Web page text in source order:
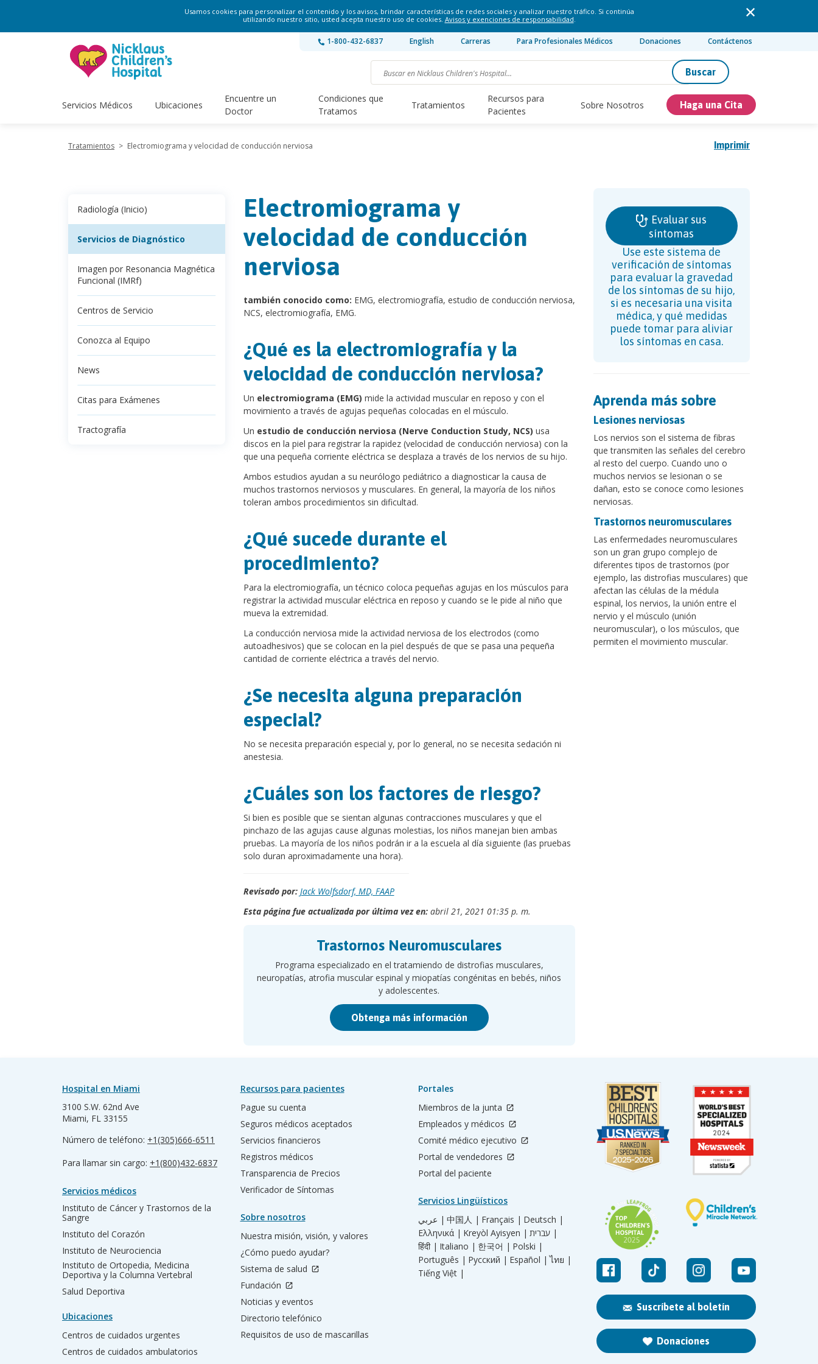
Usamos cookies para personalizar el contenido y los avisos, brindar características de redes sociales y analizar nuestro tráfico. Si continúa
utilizando nuestro sitio, usted acepta nuestro uso de cookies. Avisos y exenciones de responsabilidad.
1-800-432-6837 English Carreras Para Profesionales Médicos Donaciones Contáctenos
Buscar
Servicios Médicos Ubicaciones
Encuentre un
Doctor
Condiciones que
Tratamos
Tratamientos
Recursos para
Pacientes
Sobre Nosotros Haga una Cita
Imprimir
Tratamientos > Electromiograma y velocidad de conducción nerviosa
Radiología (Inicio)
Servicios de Diagnóstico
Imagen por Resonancia Magnética
Funcional (IMRf)
Centros de Servicio
Conozca al Equipo
News
Citas para Exámenes
Tractografía
Electromiograma y
velocidad de conducción
nerviosa
también conocido como: EMG, electromiografía, estudio de conducción nerviosa,
NCS, electromiografía, EMG.
¿Qué es la electromiografía y la
velocidad de conducción nerviosa?
Un electromiograma (EMG) mide la actividad muscular en reposo y con el
movimiento a través de agujas pequeñas colocadas en el músculo.
Un estudio de conducción nerviosa (Nerve Conduction Study, NCS) usa
discos en la piel para registrar la rapidez (velocidad de conducción nerviosa) con la
que una pequeña corriente eléctrica se desplaza a través de los nervios de su hijo.
Ambos estudios ayudan a su neurólogo pediátrico a diagnosticar la causa de
muchos trastornos nerviosos y musculares. En general, la mayoría de los niños
toleran ambos procedimientos sin dificultad.
¿Qué sucede durante el
procedimiento?
Para la electromiografía, un técnico coloca pequeñas agujas en los músculos para
registrar la actividad muscular eléctrica en reposo y cuando se le pide al niño que
mueva la extremidad.
La conducción nerviosa mide la actividad nerviosa de los electrodos (como
autoadhesivos) que se colocan en la piel después de que se pasa una pequeña
cantidad de corriente eléctrica a través del nervio.
¿Se necesita alguna preparación
especial?
No se necesita preparación especial y, por lo general, no se necesita sedación ni
anestesia.
¿Cuáles son los factores de riesgo?
Si bien es posible que se sientan algunas contracciones musculares y que el
pinchazo de las agujas cause algunas molestias, los niños manejan bien ambas
pruebas. La mayoría de los niños podrán ir a la escuela al día siguiente (las pruebas
solo duran aproximadamente una hora).
Revisado por: Jack Wolfsdorf, MD, FAAP
Esta página fue actualizada por última vez en:abril 21, 2021 01:35 p. m.
Trastornos Neuromusculares
Programa especializado en el tratamiendo de distrofias musculares,
neuropatías, atrofia muscular espinal y miopatías congénitas en bebés, niños
y adolescentes.
Obtenga más información
Evaluar sus
síntomas
Use este sistema de
verificación de síntomas
para evaluar la gravedad
de los síntomas de su hijo,
si es necesaria una visita
médica, y qué medidas
puede tomar para aliviar
los síntomas en casa.
Aprenda más sobre
Lesiones nerviosas
Los nervios son el sistema de fibras
que transmiten las señales del cerebro
al resto del cuerpo. Cuando uno o
muchos nervios se lesionan o se
dañan, esto se conoce como lesiones
nerviosas.
Trastornos neuromusculares
Las enfermedades neuromusculares
son un gran grupo complejo de
diferentes tipos de trastornos (por
ejemplo, las distrofias musculares) que
afectan las células de la médula
espinal, los nervios, la unión entre el
nervio y el músculo (unión
neuromuscular), o los músculos, que
permiten el movimiento muscular.
Suscríbete al boletín
Donaciones
Hospital en Miami
3100 S.W. 62nd Ave
Miami, FL 33155
Número de teléfono: +1(305)666-6511
Para llamar sin cargo: +1(800)432-6837
Servicios médicos
Instituto de Cáncer y Trastornos de la
Sangre
Instituto del Corazón
Instituto de Neurociencia
Instituto de Ortopedia, Medicina
Deportiva y la Columna Vertebral
Salud Deportiva
Ubicaciones
Centros de cuidados urgentes
Centros de cuidados ambulatorios
Recursos para pacientes
Pague su cuenta
Seguros médicos aceptados
Servicios financieros
Registros médicos
Transparencia de Precios
Verificador de Síntomas
Sobre nosotros
Nuestra misión, visión, y valores
¿Cómo puedo ayudar?
Sistema de salud
Fundación
Noticias y eventos
Directorio telefónico
Requisitos de uso de mascarillas
Portales
Miembros de la junta
Empleados y médicos
Comité médico ejecutivo
Portal de vendedores
Portal del paciente
Servicios Lingüísticos
عربي | 中国人 | Français | Deutsch |
Ελληνικά | Kreyòl Ayisyen |
עברית |
हिंदी | Italiano | 한국어 | Polski |
Português | Русский | Español | ไทย |
Tiếng Việt |